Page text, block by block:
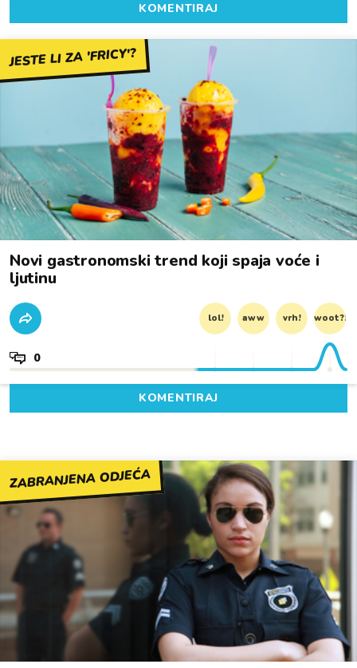
KOMENTIRAJ
JESTE LI ZA 'FRICY'?
Novi gastronomski trend koji spaja voće i
ljutinu
lol! aww vrh! woot?!
0
KOMENTIRAJ
ZABRANJENA ODJEĆA